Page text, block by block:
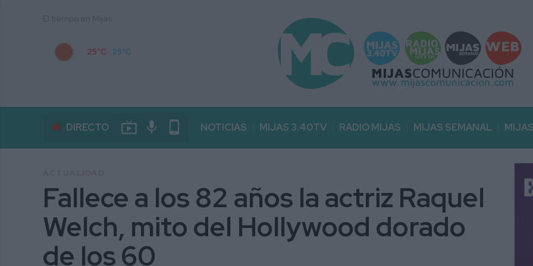
25°C 25°C
DIRECTO live_tv mic phone_android NOTICIAS MIJAS 3.40TV RADIO MIJAS MIJAS SEMANAL
Fallece a los 82 años la actriz Raquel
Welch, mito del Hollywood dorado
de los 60